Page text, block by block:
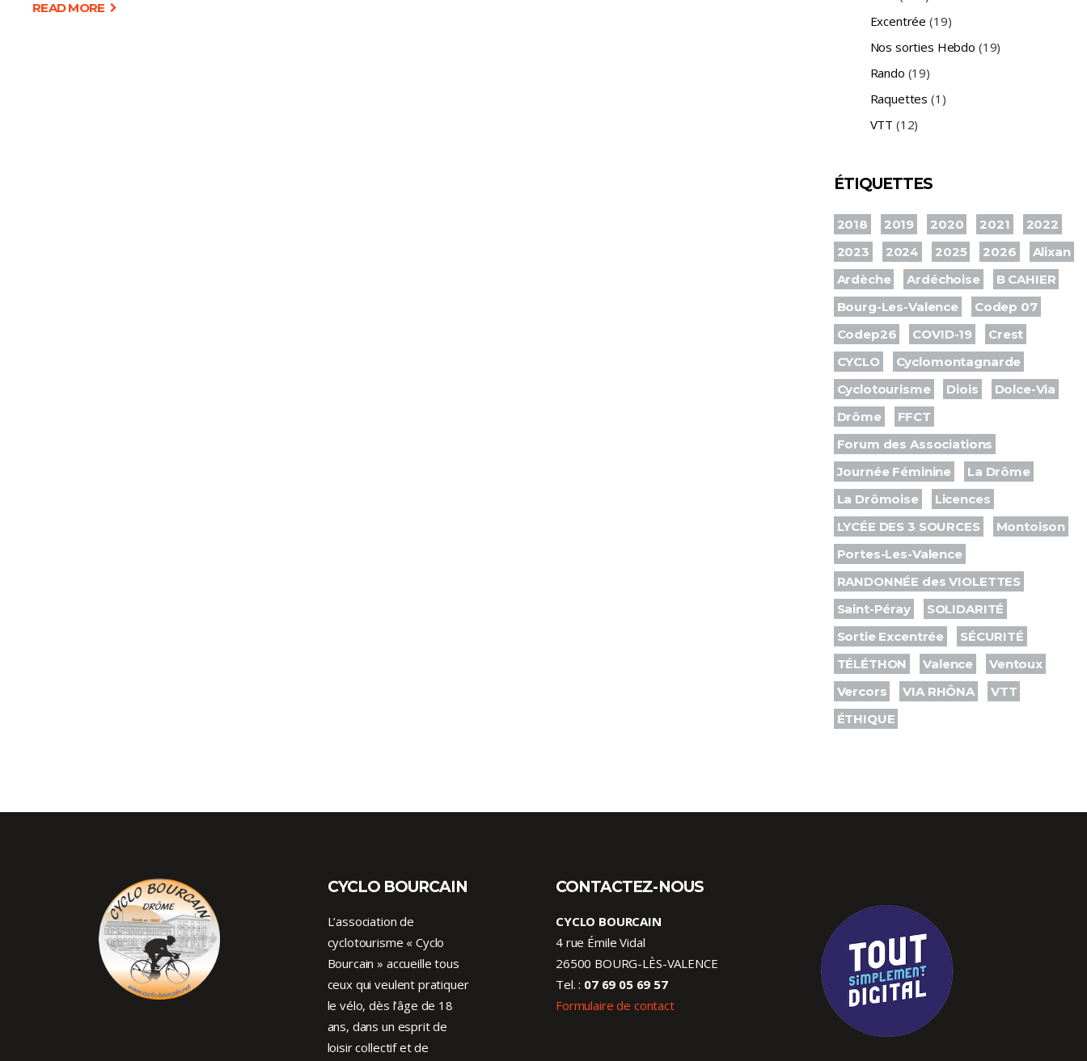
READ MORE
Excentrée (19)
Nos sorties Hebdo (19)
Rando (19)
Raquettes (1)
VTT (12)
ÉTIQUETTES
2018 2019 2020 2021
2022
2023
2024 2025 2026
Alixan
Ardèche
Ardéchoise
B CAHIER
Bourg-Les-Valence
Codep 07
Codep26
COVID-19
Crest
CYCLO
Cyclomontagnarde
Cyclotourisme
Diois
Dolce-Via
Drôme
FFCT
Forum des Associations
Journée Féminine
La Drôme
La Drômoise
Licences
LYCÉE DES 3 SOURCES
Montoison
Portes-Les-Valence
RANDONNÉE des VIOLETTES
Saint-Péray
SOLIDARITÉ
Sortie Excentrée
SÉCURITÉ
TÉLÉTHON
Valence
Ventoux
Vercors
VIA RHÔNA
VTT
ÉTHIQUE
CYCLO BOURCAIN
L’association de
cyclotourisme « Cyclo
Bourcain » accueille tous
ceux qui veulent pratiquer
le vélo, dès l’âge de 18
ans, dans un esprit de
loisir collectif et de
CONTACTEZ-NOUS
CYCLO BOURCAIN
4 rue Émile Vidal
26500 BOURG-LÈS-VALENCE
Tel. : 07 69 05 69 57
Formulaire de contact